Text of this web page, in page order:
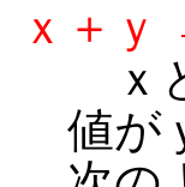
ｘ＋ｙ
ｘ
値が